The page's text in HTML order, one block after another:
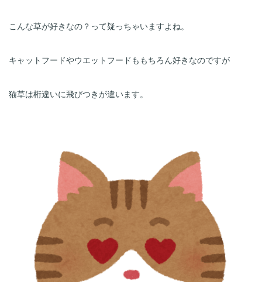
こんな草が好きなの？って疑っちゃいますよね。
キャットフードやウエットフードももちろん好きなのですが
猫草は桁違いに飛びつきが違います。